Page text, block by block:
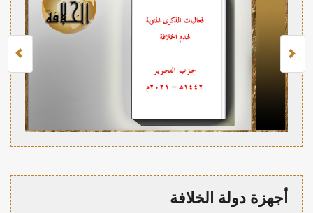
أجهزة دولة الخلافة